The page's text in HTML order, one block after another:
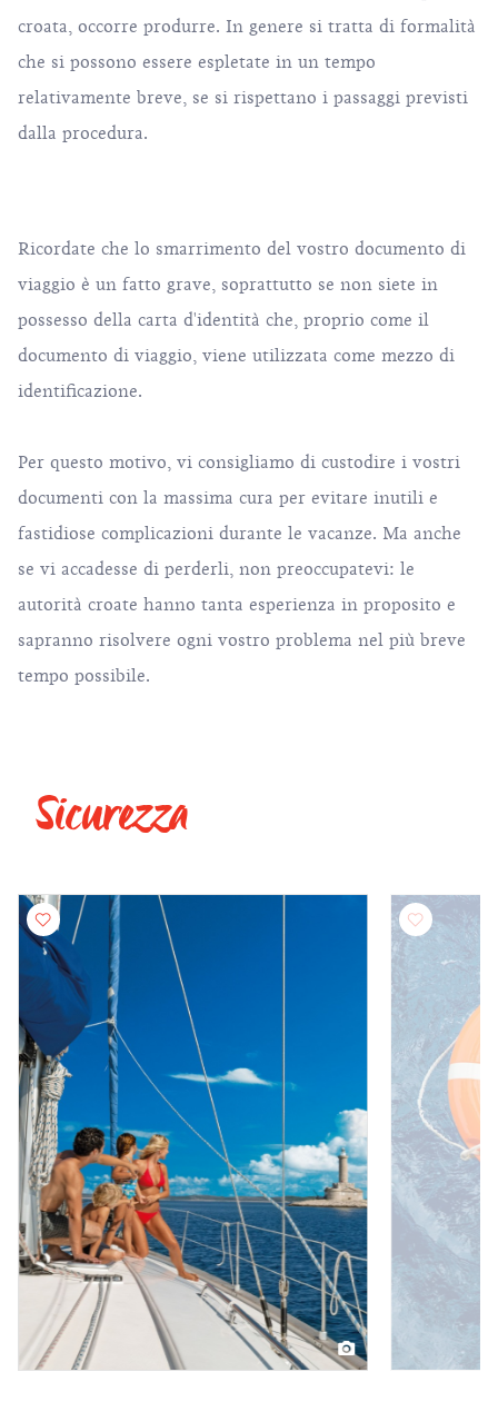
croata, occorre produrre. In genere si tratta di formalità
che si possono essere espletate in un tempo
relativamente breve, se si rispettano i passaggi previsti
dalla procedura.
Ricordate che lo smarrimento del vostro documento di
viaggio è un fatto grave, soprattutto se non siete in
possesso della carta d'identità che, proprio come il
documento di viaggio, viene utilizzata come mezzo di
identificazione.
Per questo motivo, vi consigliamo di custodire i vostri
documenti con la massima cura per evitare inutili e
fastidiose complicazioni durante le vacanze. Ma anche
se vi accadesse di perderli, non preoccupatevi: le
autorità croate hanno tanta esperienza in proposito e
sapranno risolvere ogni vostro problema nel più breve
tempo possibile.
Sicurezza